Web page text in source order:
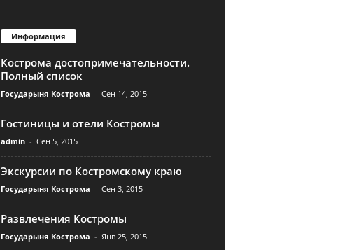
Информация
Кострома достопримечательности.
Полный список
Государыня Кострома - Сен 14, 2015
Гостиницы и отели Костромы
admin - Сен 5, 2015
Экскурсии по Костромскому краю
Государыня Кострома - Сен 3, 2015
Развлечения Костромы
Государыня Кострома - Янв 25, 2015